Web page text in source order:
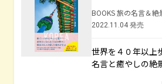
BOOKS 旅の名言＆絶
2022.11.04 発売
世界を４０年以上
名言と癒やしの絶